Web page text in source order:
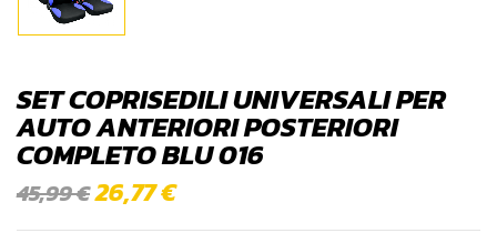
SET COPRISEDILI UNIVERSALI PER
AUTO ANTERIORI POSTERIORI
COMPLETO BLU 016
45,99€26,77€